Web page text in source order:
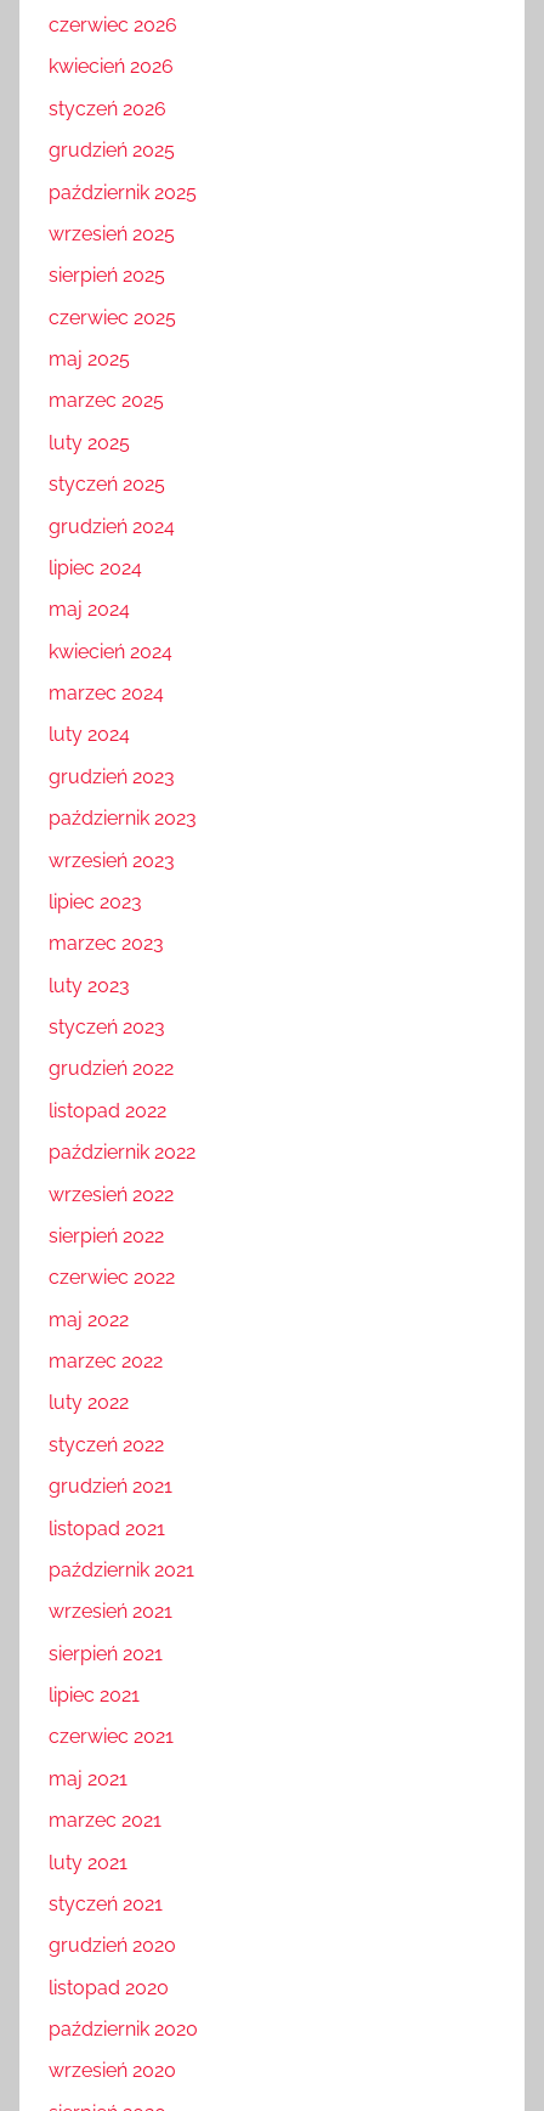
czerwiec 2026
kwiecień 2026
styczeń 2026
grudzień 2025
październik 2025
wrzesień 2025
sierpień 2025
czerwiec 2025
maj 2025
marzec 2025
luty 2025
styczeń 2025
grudzień 2024
lipiec 2024
maj 2024
kwiecień 2024
marzec 2024
luty 2024
grudzień 2023
październik 2023
wrzesień 2023
lipiec 2023
marzec 2023
luty 2023
styczeń 2023
grudzień 2022
listopad 2022
październik 2022
wrzesień 2022
sierpień 2022
czerwiec 2022
maj 2022
marzec 2022
luty 2022
styczeń 2022
grudzień 2021
listopad 2021
październik 2021
wrzesień 2021
sierpień 2021
lipiec 2021
czerwiec 2021
maj 2021
marzec 2021
luty 2021
styczeń 2021
grudzień 2020
listopad 2020
październik 2020
wrzesień 2020